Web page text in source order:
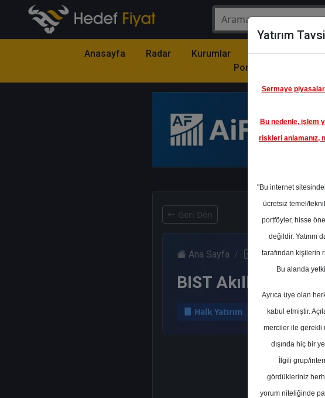
Anasayfa Radar Kurumlar
Model
Portföy
Geri Dön
Ana Sayfa Raporlar
BIST Akıllı Grafikler
Halk Yatırım 20 Aralık 2024
Yatırım
Sermaye
Bu nedenle, işlem
riskleri anlamanız,
"Bu internet
ücretsiz temel/
portföyler, hisse
değildir. Yatırım
tarafından kişilerin
Bu alanda
Ayrıca üye olan
kabul etmiştir.
merciler ile gerekli
dışında hiç bir
İlgili grup/
gördükleriniz
yorum niteliğinde